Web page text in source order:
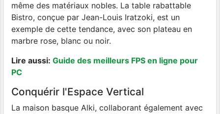
même des matériaux nobles. La table rabattable
Bistro, conçue par Jean-Louis Iratzoki, est un
exemple de cette tendance, avec son plateau en
marbre rose, blanc ou noir.
Lire aussi: Guide des meilleurs FPS en ligne pour
PC
Conquérir l'Espace Vertical
La maison basque Alki, collaborant également avec